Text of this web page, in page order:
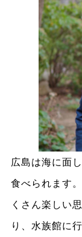
広島は海に面
食べられます
くさん楽しい
り、水族館に